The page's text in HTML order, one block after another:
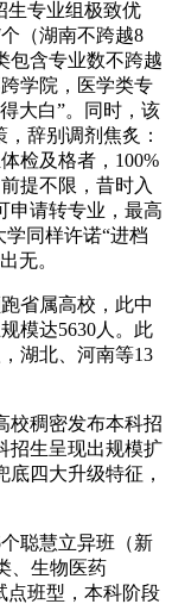
专业组极致优
（湖南不跨越8
包含专业数不跨越
学院，医学类专
大白”。同时，该
辞别调剂焦炙：
检及格者，100%
提不限，昔时入
申请转专业，最高
同样许诺“进档
无。
省属高校，此中
模达5630人。此
湖北、河南等13
稠密发布本科招
招生呈现出规模扩
四大升级特征，
聪慧立异班（新
、生物医药
点班型，本科阶段